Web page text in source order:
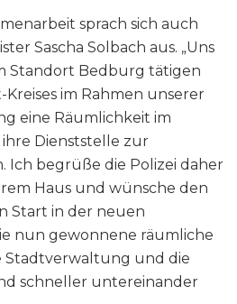
sprach sich auch
Sascha Solbach aus. „Uns
Standort Bedburg tätigen
Kreises im Rahmen unserer
eine Räumlichkeit im
Dienststelle zur
Ich begrüße die Polizei daher
Haus und wünsche den
Start in der neuen
nun gewonnene räumliche
Stadtverwaltung und die
schneller untereinander